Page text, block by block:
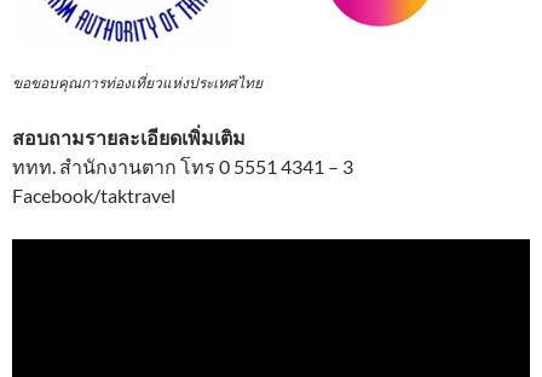
ขอขอบคุณการท่องเที่ยวแห่งประเทศไทย
สอบถามรายละเอียดเพิ่มเติม
ททท. สำนักงานตาก โทร 0 5551 4341 – 3
Facebook/taktravel